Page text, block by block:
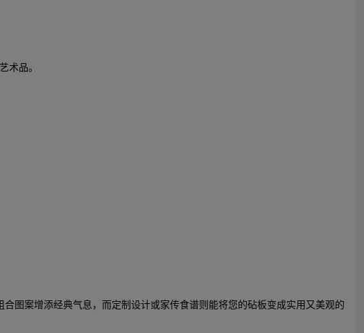
术品。
图案增添经典气息，而定制设计或家传食谱则能将您的砧板变成实用又美观的